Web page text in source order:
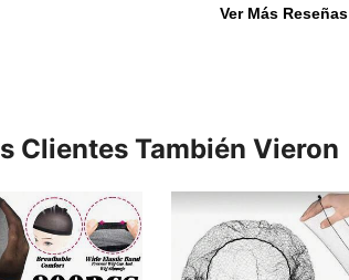
Ver Más Reseñas
Clientes También Vieron